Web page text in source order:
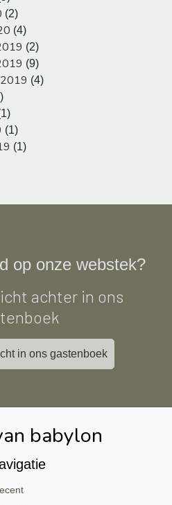
(2)
(4)
(2)
(9)
(4)
(1)
(1)
op onze webstek?
achter in ons
in ons gastenboek